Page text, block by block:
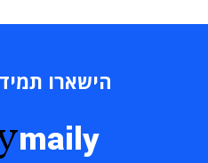
הישארו
maily